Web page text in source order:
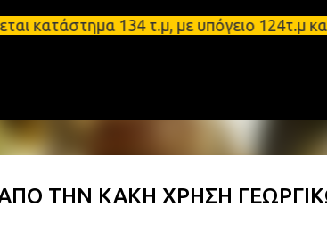
Μετάβαση στο κύριο περιεχόμενο
134 τ.μ, με υπόγειο 124τ.μ
ΤΗΝ ΚΑΚΗ ΧΡΗΣΗ